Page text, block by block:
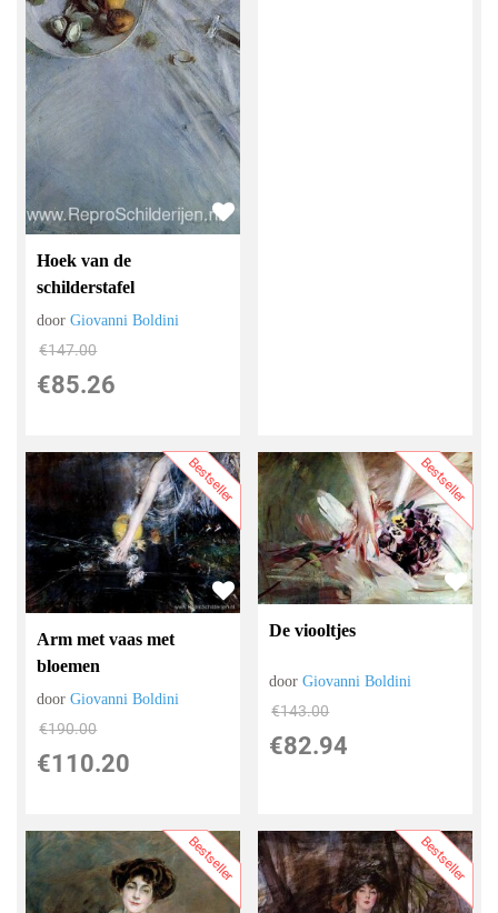
Hoek van de
schilderstafel
doorGiovanni Boldini
€147.00
€85.26
Bestseller
Arm met vaas met
bloemen
doorGiovanni Boldini
€190.00
€110.20
Bestseller
De viooltjes
doorGiovanni Boldini
€143.00
€82.94
Bestseller Bestseller